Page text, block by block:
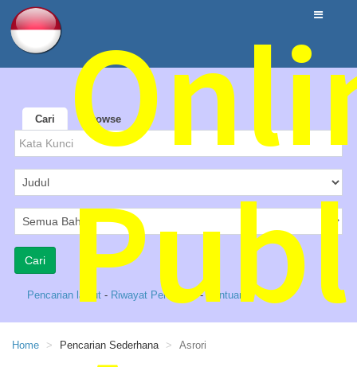
Cari Browse
Pencarian lanjut - Riwayat Pencarian- Bantuan
Home Pencarian Sederhana Asrori